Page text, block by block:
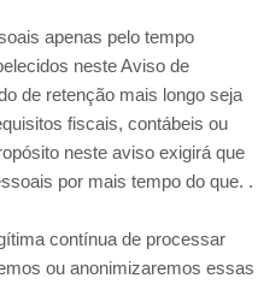
apenas pelo tempo
neste Aviso de
de retenção mais longo seja
fiscais, contábeis ou
neste aviso exigirá que
por mais tempo do que. .
contínua de processar
ou anonimizaremos essas